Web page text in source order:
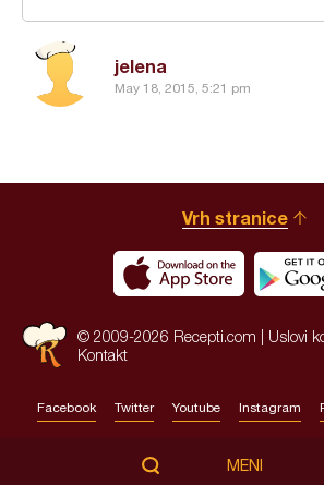
jelena
May 18, 2015, 5:21 pm
Vrh stranice
© 2009-2026 Recepti.com | Uslovi
Kontakt
Facebook Twitter Youtube Instagram